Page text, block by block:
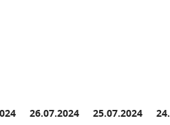
26.07.2024 25.07.2024